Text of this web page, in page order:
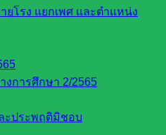
โรง แยกเพศ และตำแหน่ง
งการศึกษา 2/2565
ะประพฤติมิชอบ